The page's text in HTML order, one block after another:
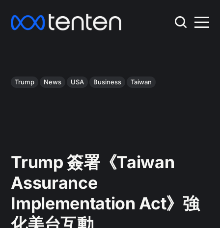
Trump News USA Business Taiwan
Trump 簽署《Taiwan
Assurance
Implementation Act》強
化美台互動